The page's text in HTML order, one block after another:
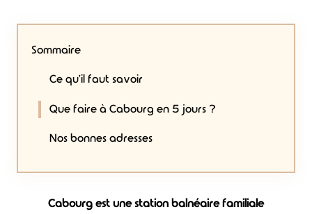
Sommaire
Ce qu'il faut savoir
Que faire à Cabourg en 5 jours ?
Nos bonnes adresses
Cabourg est une station balnéaire familiale